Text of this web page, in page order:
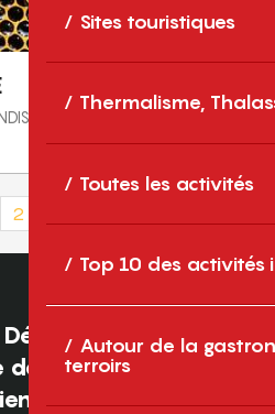
Sites touristiques
Thermalisme,
Toutes les activités
Top 10 des activités
Autour de la
terroirs
2
des Pyrénées-